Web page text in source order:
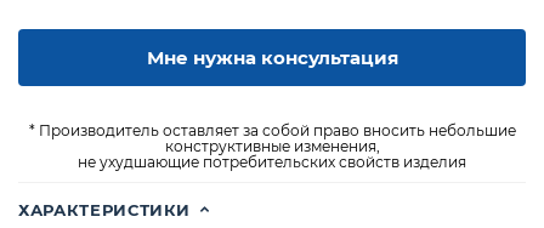
Мне нужна консультация
* Производитель оставляет за собой право вносить небольшие
конструктивные изменения,
не ухудшающие потребительских свойств изделия
ХАРАКТЕРИСТИКИ